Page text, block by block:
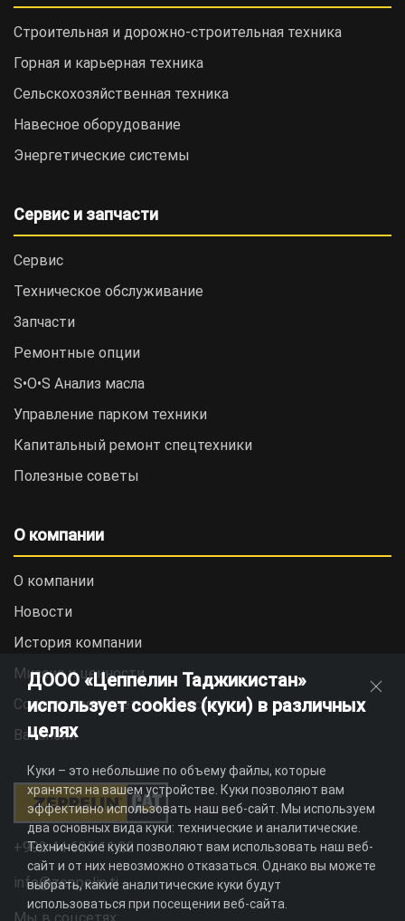
Строительная и дорожно-cтроительная техника
Горная и карьерная техника
Сельскохозяйственная техника
Навесное оборудование
Энергетические системы
Сервис и запчасти
Сервис
Техническое обслуживание
Запчасти
Ремонтные опции
S•O•S Анализ масла
Управление парком техники
Капитальный ремонт спецтехники
Полезные советы
О компании
О компании
Новости
История компании
Миссия и ценности
Социальная ответственность
Вакансии
+992 44 625 11 22
info@zeppelin.tj
ДООО «Цеппелин Таджикистан»
использует cookies (куки) в различных
целях
Куки – это небольшие по объему файлы, которые
хранятся на вашем устройстве. Куки позволяют вам
эффективно использовать наш веб-сайт. Мы используем
два основных вида куки: технические и аналитические.
Технические куки позволяют вам использовать наш веб-
сайт и от них невозможно отказаться. Однако вы можете
выбрать, какие аналитические куки будут
использоваться при посещении веб-сайта.